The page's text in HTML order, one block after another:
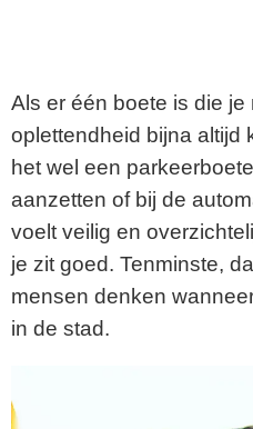
Als er één boete is die je
oplettendheid bijna altijd
het wel een
aanzetten of bij de
voelt veilig en
je zit goed. Tenminste,
mensen denken
in de stad.